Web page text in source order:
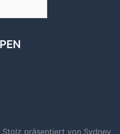
präsentiert von Sydney